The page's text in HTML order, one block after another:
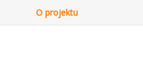
O projektu